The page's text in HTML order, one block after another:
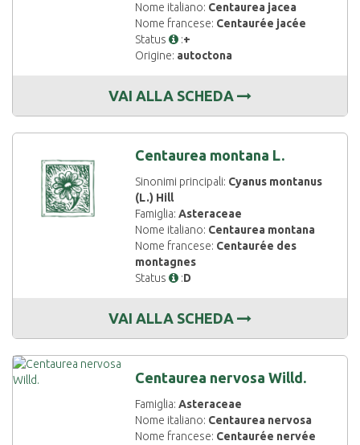
Nome italiano: Centaurea jacea
Nome francese: Centaurée jacée
Status
:+
Origine: autoctona
VAI ALLA SCHEDA
Centaurea montana L.
Sinonimi principali: Cyanus montanus
(L.) Hill
Famiglia:Asteraceae
Nome italiano: Centaurea montana
Nome francese: Centaurée des
montagnes
Status
:D
VAI ALLA SCHEDA
Centaurea nervosa Willd.
Famiglia:Asteraceae
Nome italiano: Centaurea nervosa
Nome francese: Centaurée nervée